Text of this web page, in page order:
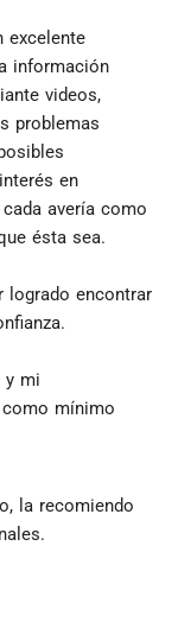
excelente
información
videos,
problemas
en
avería como
ésta sea.
logrado encontrar
y mi
mínimo
la recomiendo